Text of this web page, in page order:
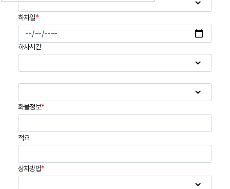
하차일*
하차시간
화물정보*
적요
상차방법*